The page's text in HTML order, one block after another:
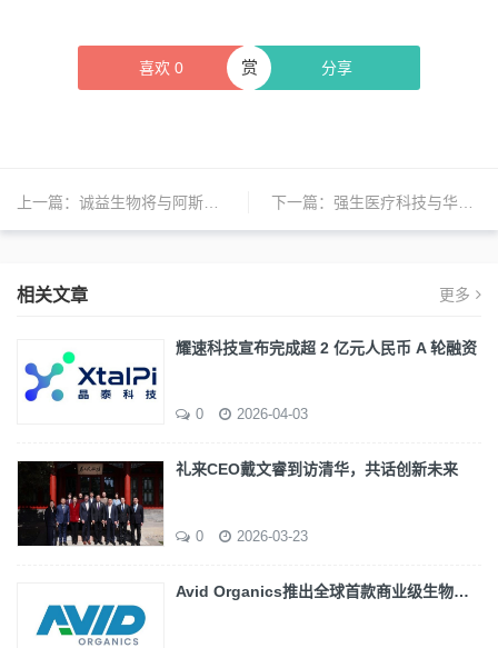
喜欢 0 分享
赏
上一篇： 诚益生物将与阿斯利康合作开发ECC5004治疗肥胖症和2型糖尿病 下一篇： 强生医疗科技与华润医药商业集团签署1亿美元战略合作协议
相关文章 更多
耀速科技宣布完成超 2 亿元人民币 A 轮融资
0 2026-04-03
礼来CEO戴文睿到访清华，共话创新未来
0 2026-03-23
Avid Organics推出全球首款商业级生物…